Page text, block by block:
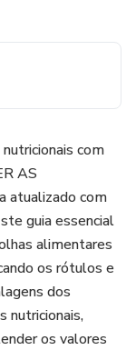
com
AS
atualizado com
guia essencial
alimentares
os rótulos e
dos
nutricionais,
os valores